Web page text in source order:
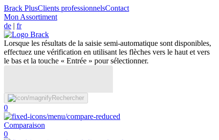
Brack PlusClients professionnelsContact
Mon Assortiment
de | fr
Lorsque les résultats de la saisie semi-automatique sont disponibles,
effectuez une vérification en utilisant les flèches vers le haut et vers
le bas et la touche « Entrée » pour sélectionner.
Rechercher
0
Comparaison
0